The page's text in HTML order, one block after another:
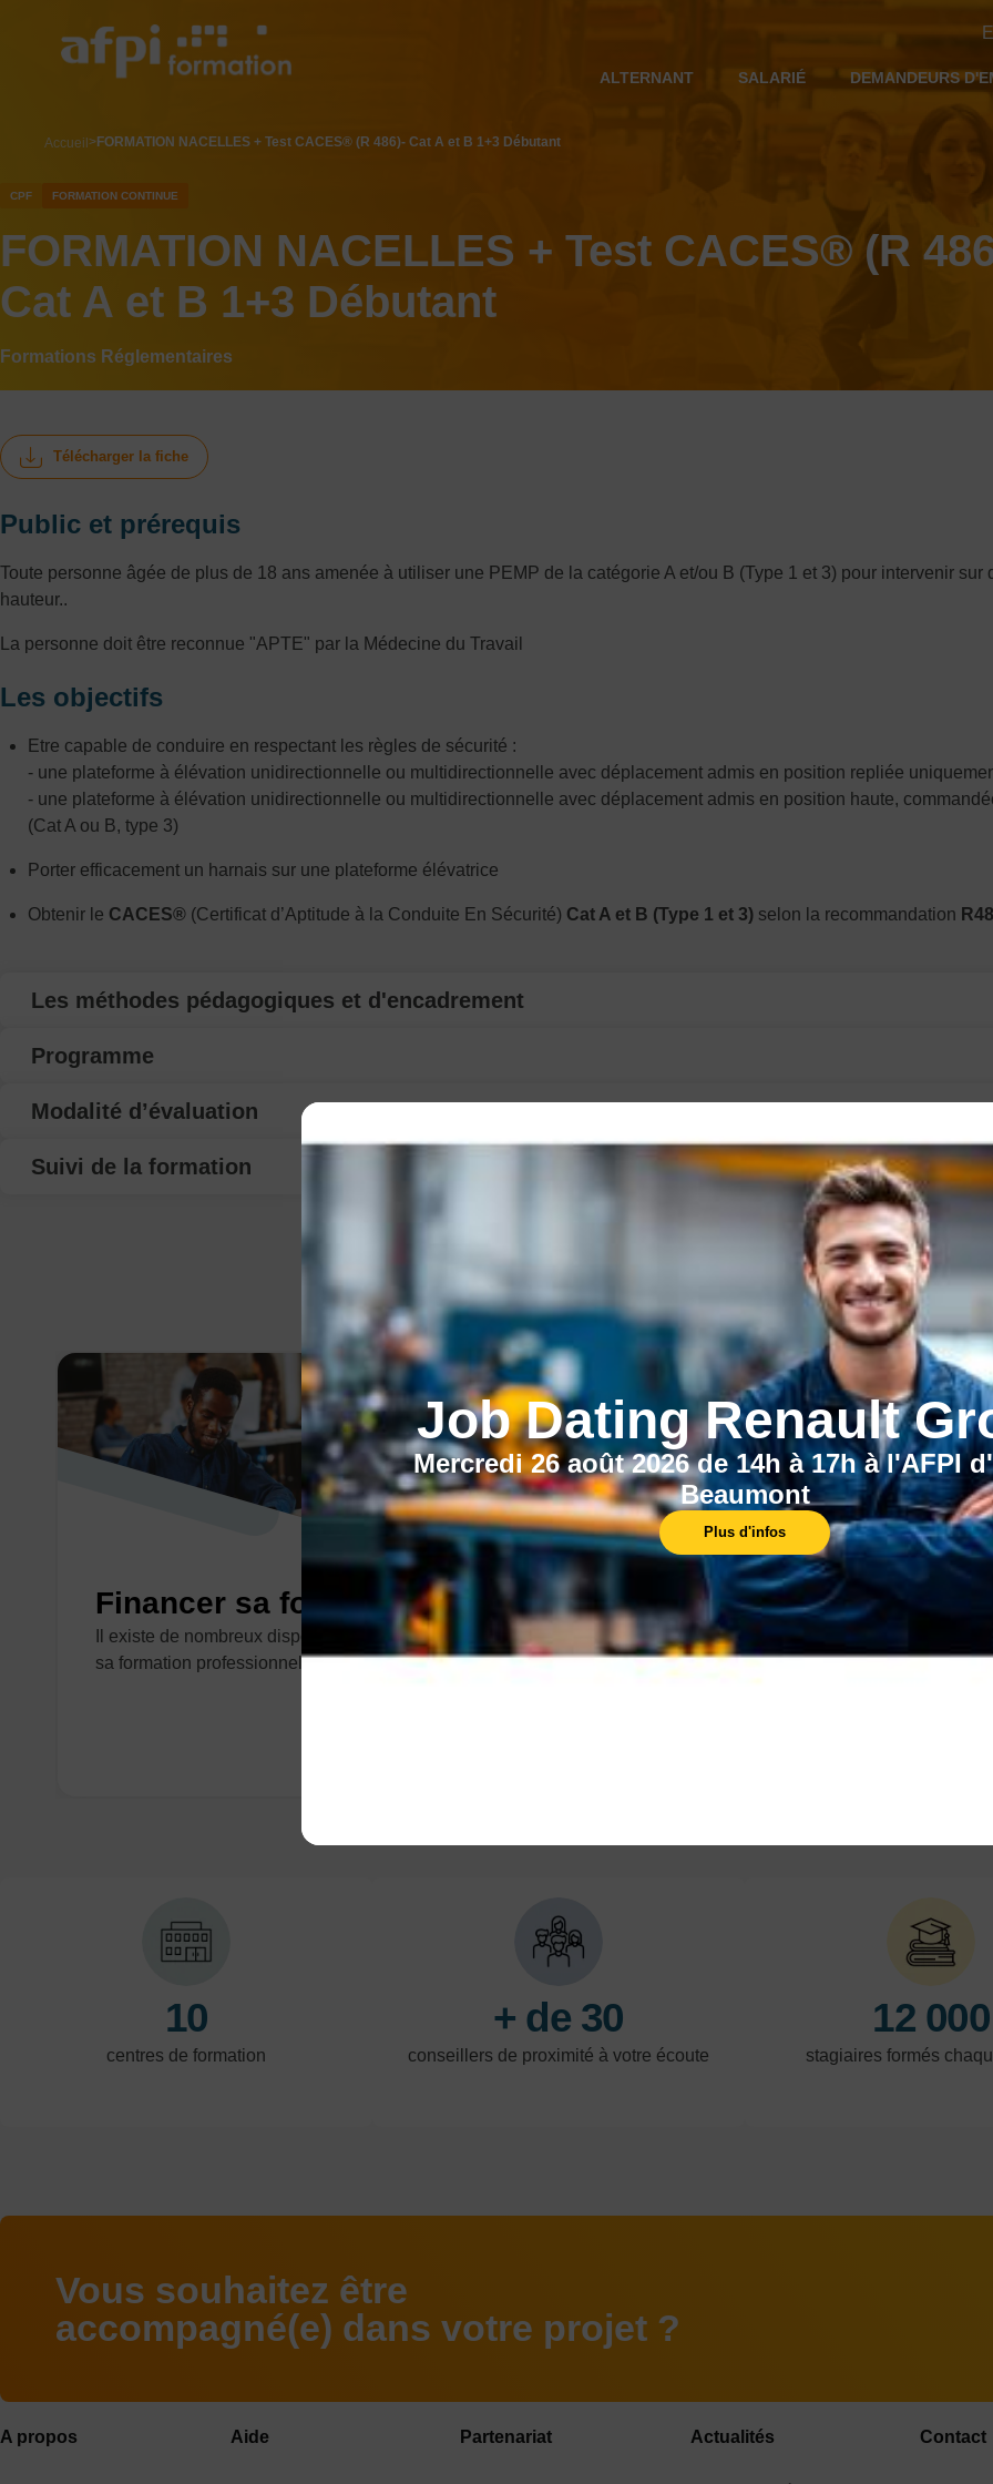
Job Dating Renault
Mercredi 26 août 2026 de 14h à 17h à l'AFPI
Beaumont
Plus d'infos
ALTERNANT SALARIÉ DEMANDEURS
Accueil FORMATION NACELLES + Test CACES® (R 486)- Cat A et B 1+3 Débutant
CPF FORMATION CONTINUE
FORMATION NACELLES + Test CACES® (R
Cat A et B 1+3 Débutant
Formations Réglementaires
Télécharger la fiche
Public et prérequis
Toute personne âgée de plus de 18 ans amenée à utiliser une PEMP de la catégorie A et/ou B (Type 1 et 3) pour intervenir sur
hauteur..
La personne doit être reconnue "APTE" par la Médecine du Travail
Les objectifs
Etre capable de conduire en respectant les règles de sécurité :
- une plateforme à élévation unidirectionnelle ou multidirectionnelle avec déplacement admis en position repliée
- une plateforme à élévation unidirectionnelle ou multidirectionnelle avec déplacement admis en position haute,
(Cat A ou B, type 3)
Porter efficacement un harnais sur une plateforme élévatrice
Obtenir le CACES® (Certificat d’Aptitude à la Conduite En Sécurité) Cat A et B (Type 1 et 3) selon la recommandation
Les méthodes pédagogiques et d'encadrement
Programme
Modalité d’évaluation
Suivi de la formation
CECI POURRAIT VOUS INTÉRESSER :
Financer sa formation
Il existe de nombreux dispositifs pour financer
sa formation professionnelle.
Nos centres
L'AFPI est présent sur l'ensemble du Nord-
Pas-de-Calais, avec plus de 10 centres de
10
centres de formation
+ de 30
conseillers de proximité à votre écoute
12 000
stagiaires formés
Vous souhaitez être
accompagné(e) dans votre projet ?
A propos Aide Partenariat Actualités Contact